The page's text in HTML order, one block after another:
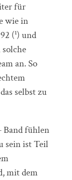
für
wie in
(¹) und
an. So
selbst zu
Band fühlen
sein ist Teil
mit dem